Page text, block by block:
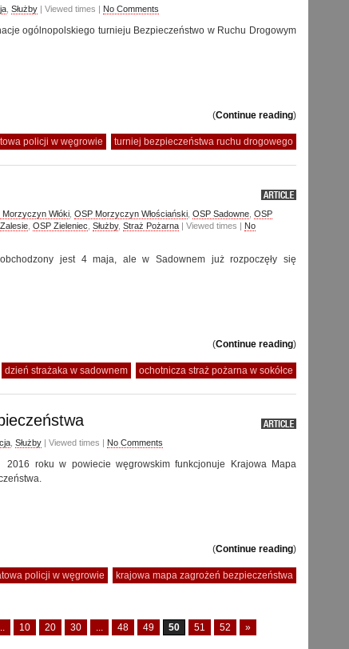
Służby | Viewed times | No Comments
ogólnopolskiego turnieju Bezpieczeństwo w Ruchu Drogowym
(Continue reading)
policji w węgrowie turniej bezpieczeństwa ruchu drogowego
Morzyczyn Włóki OSP Morzyczyn Włościański OSP Sadowne OSP
OSP Zieleniec Służby, Straż Pożarna | Viewed times | No
jest 4 maja, ale w Sadownem już rozpoczęły się
(Continue reading)
dzień strażaka w sadownem ochotnicza straż pożarna w sokółce
Służby | Viewed times | No Comments
roku w powiecie węgrowskim funkcjonuje Krajowa Mapa
(Continue reading)
policji w węgrowie krajowa mapa zagrożeń bezpieczeństwa
10 20 30 ... 48 49 50 51 52 »